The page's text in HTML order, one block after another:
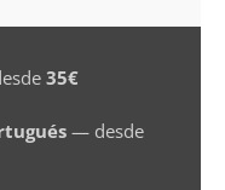
35€
— desde